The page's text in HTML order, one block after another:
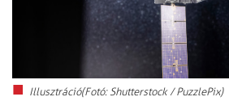
Illusztráció(Fotó: Shutterstock / PuzzlePix)